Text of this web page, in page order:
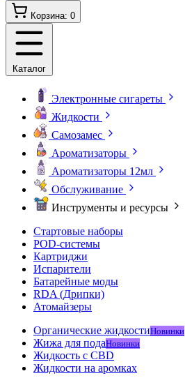
Корзина: 0
Каталог
Электронные сигареты
Жидкости
Самозамес
Ароматизаторы
Ароматизаторы 12мл
Обслуживание
Инструменты и ресурсы
Стартовые наборы
POD-системы
Картриджи
Испарители
Батарейные моды
RDA (Дрипки)
Атомайзеры
Органические жидкостиНовинки
Жижа для подаНовинки
Жидкость с CBD
Жидкости на аромках